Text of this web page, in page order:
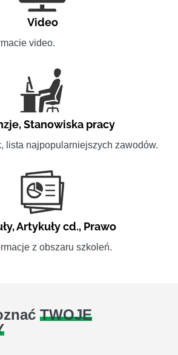
Video
video.
,Stanowiska pracy
lista najpopularniejszych zawodów.
,Artykuły cd., Prawo
z obszaru szkoleń.
TWOJE